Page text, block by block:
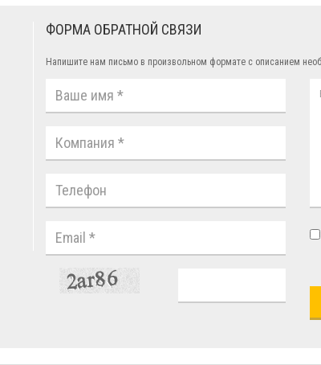
ФОРМА ОБРАТНОЙ СВЯЗИ
Напишите нам письмо в произвольном формате с описанием